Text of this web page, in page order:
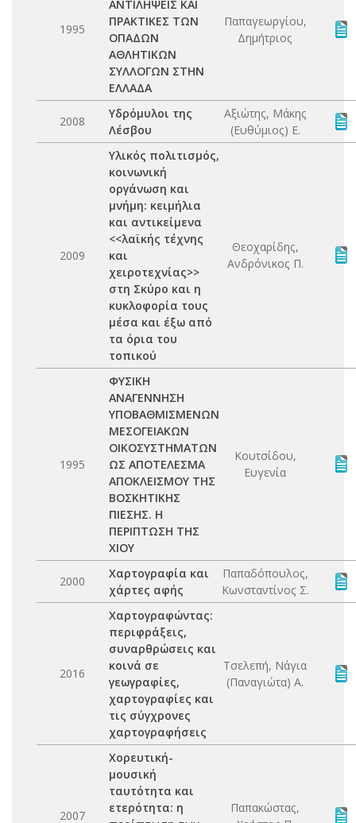
1995
ΑΝΤΙΛΗΨΕΙΣ ΚΑΙ
ΠΡΑΚΤΙΚΕΣ ΤΩΝ
ΟΠΑΔΩΝ
ΑΘΛΗΤΙΚΩΝ
ΣΥΛΛΟΓΩΝ ΣΤΗΝ
ΕΛΛΑΔΑ
Παπαγεωργίου,
Δημήτριος
2008
Υδρόμυλοι της
Λέσβου
Αξιώτης, Μάκης
(Ευθύμιος) Ε.
2009
Υλικός πολιτισμός,
κοινωνική
οργάνωση και
μνήμη: κειμήλια
και αντικείμενα
<<λαϊκής τέχνης
και
χειροτεχνίας>>
στη Σκύρο και η
κυκλοφορία τους
μέσα και έξω από
τα όρια του
τοπικού
Θεοχαρίδης,
Ανδρόνικος Π.
1995
ΦΥΣΙΚΗ
ΑΝΑΓΕΝΝΗΣΗ
ΥΠΟΒΑΘΜΙΣΜΕΝΩΝ
ΜΕΣΟΓΕΙΑΚΩΝ
ΟΙΚΟΣΥΣΤΗΜΑΤΩΝ
ΩΣ ΑΠΟΤΕΛΕΣΜΑ
ΑΠΟΚΛΕΙΣΜΟΥ ΤΗΣ
ΒΟΣΚΗΤΙΚΗΣ
ΠΙΕΣΗΣ. Η
ΠΕΡΙΠΤΩΣΗ ΤΗΣ
ΧΙΟΥ
Κουτσίδου,
Ευγενία
2000
Χαρτογραφία και
χάρτες αφής
Παπαδόπουλος,
Κωνσταντίνος Σ.
2016
Χαρτογραφώντας:
περιφράξεις,
συναρθρώσεις και
κοινά σε
γεωγραφίες,
χαρτογραφίες και
τις σύγχρονες
χαρτογραφήσεις
Τσελεπή, Νάγια
(Παναγιώτα) Α.
2007
Χορευτική-
μουσική
ταυτότητα και
ετερότητα: η
Παπακώστας,